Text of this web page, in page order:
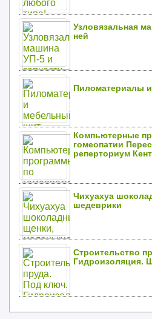
Узловязальная
ней
Пиломатериалы
Компьютерные
гомеопатии
реперториум
Чихуахуа
шедеврики
Строительство